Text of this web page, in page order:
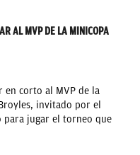
AL MVP DE LA MINICOPA
en corto al MVP de la
invitado por el
jugar el torneo que